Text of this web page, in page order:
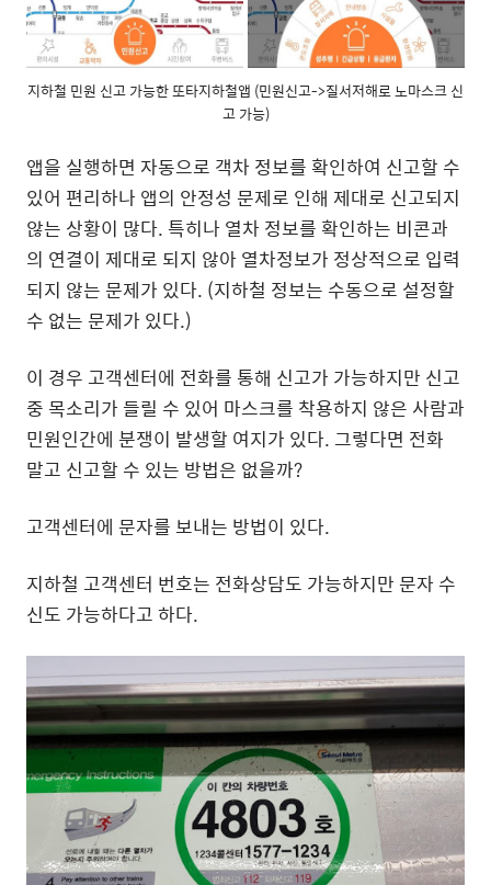
지하철 민원 신고 가능한 또타지하철앱 (민원신고->질서저해로 노마스크 신
고 가능)
앱을 실행하면 자동으로 객차 정보를 확인하여 신고할 수
있어 편리하나 앱의 안정성 문제로 인해 제대로 신고되지
않는 상황이 많다. 특히나 열차 정보를 확인하는 비콘과
의 연결이 제대로 되지 않아 열차정보가 정상적으로 입력
되지 않는 문제가 있다. (지하철 정보는 수동으로 설정할
수 없는 문제가 있다.)
이 경우 고객센터에 전화를 통해 신고가 가능하지만 신고
중 목소리가 들릴 수 있어 마스크를 착용하지 않은 사람과
민원인간에 분쟁이 발생할 여지가 있다. 그렇다면 전화
말고 신고할 수 있는 방법은 없을까?
고객센터에 문자를 보내는 방법이 있다.
지하철 고객센터 번호는 전화상담도 가능하지만 문자 수
신도 가능하다고 하다.